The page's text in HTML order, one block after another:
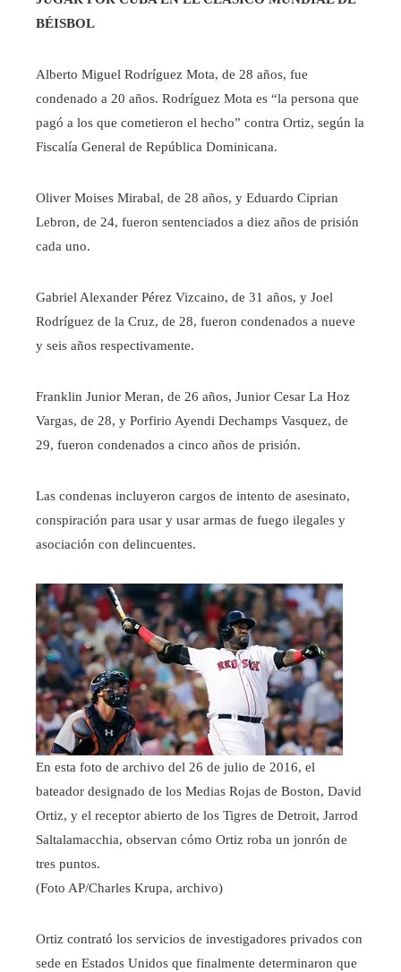
BÉISBOL
Alberto Miguel Rodríguez Mota, de 28 años, fue
condenado a 20 años. Rodríguez Mota es “la persona que
pagó a los que cometieron el hecho” contra Ortiz, según la
Fiscalía General de República Dominicana.
Oliver Moises Mirabal, de 28 años, y Eduardo Ciprian
Lebron, de 24, fueron sentenciados a diez años de prisión
cada uno.
Gabriel Alexander Pérez Vizcaino, de 31 años, y Joel
Rodríguez de la Cruz, de 28, fueron condenados a nueve
y seis años respectivamente.
Franklin Junior Meran, de 26 años, Junior Cesar La Hoz
Vargas, de 28, y Porfirio Ayendi Dechamps Vasquez, de
29, fueron condenados a cinco años de prisión.
Las condenas incluyeron cargos de intento de asesinato,
conspiración para usar y usar armas de fuego ilegales y
asociación con delincuentes.
En esta foto de archivo del 26 de julio de 2016, el
bateador designado de los Medias Rojas de Boston, David
Ortiz, y el receptor abierto de los Tigres de Detroit, Jarrod
Saltalamacchia, observan cómo Ortiz roba un jonrón de
tres puntos.
(Foto AP/Charles Krupa, archivo)
Ortiz contrató los servicios de investigadores privados con
sede en Estados Unidos que finalmente determinaron que